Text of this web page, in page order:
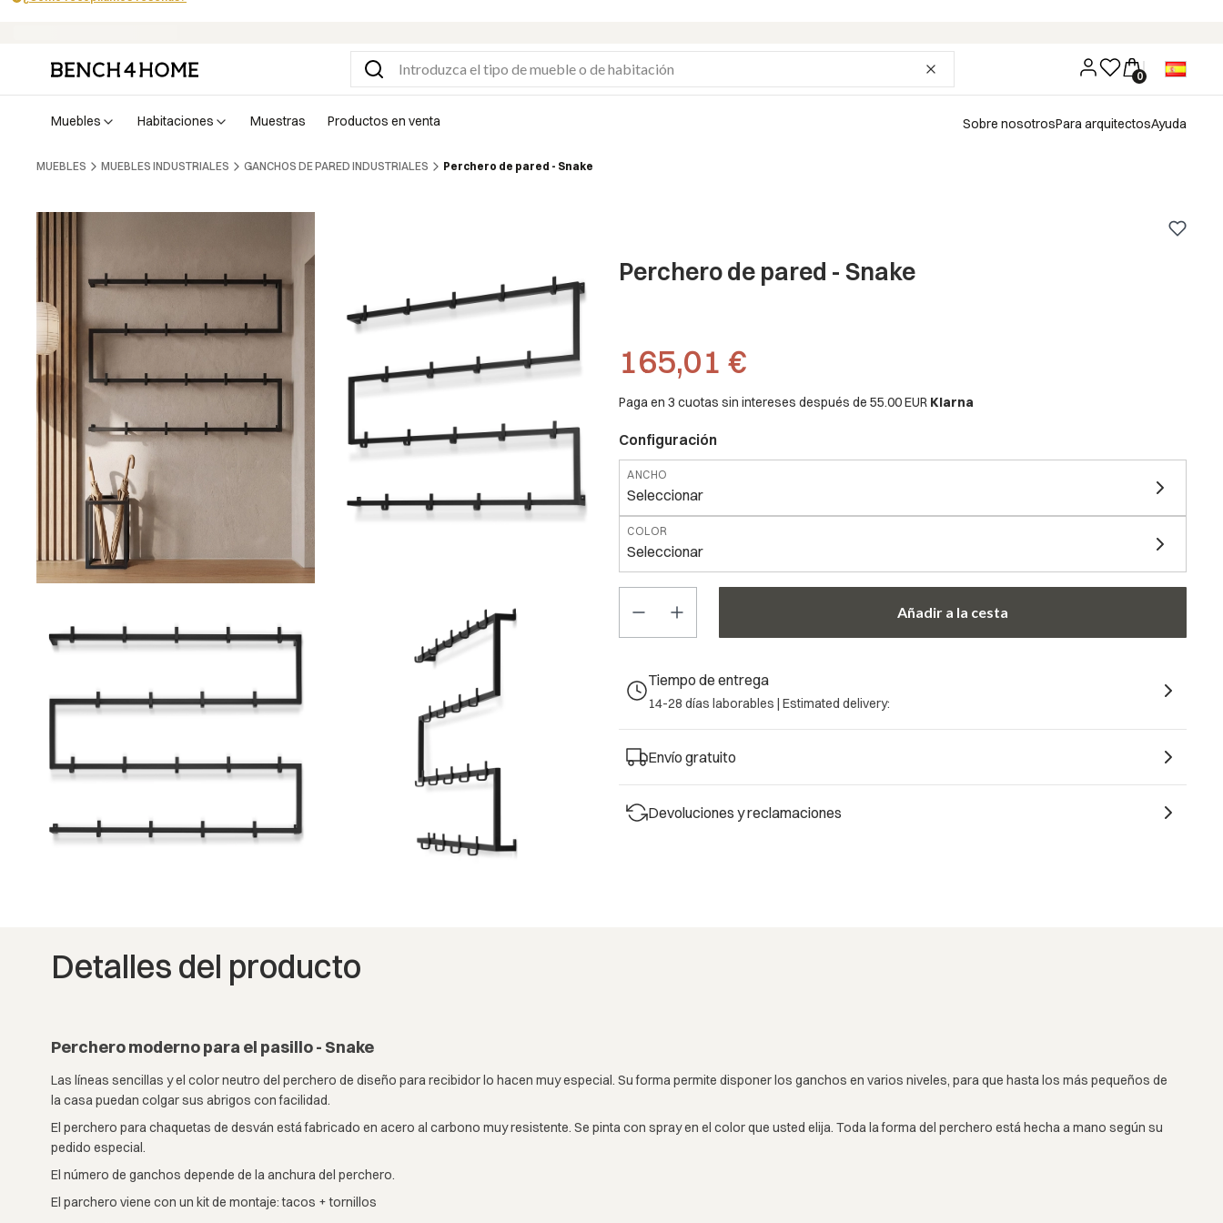
muebles habitaciones muestras productos en venta Sobre nosotrosPara arquitectosAyuda
MUEBLES MUEBLES INDUSTRIALES GANCHOS DE PARED INDUSTRIALES Perchero de pared - Snake
Perchero de pared - Snake
Precio
165,01 €
Paga en 3 cuotas sin intereses después de 55.00 EUR Klarna
Configuración
ANCHO
Seleccionar
COLOR
Seleccionar
COLOR
Seleccionar
Añadir a la cesta
Tiempo de entrega
14-28 días laborables | Estimated delivery:
Envío gratuito
Devoluciones y reclamaciones
Detalles del producto
Perchero moderno para el pasillo - Snake
Las líneas sencillas y el color neutro del perchero de diseño para recibidor lo hacen muy especial. Su forma permite disponer los ganchos en varios niveles, para que hasta los más pequeños de
la casa puedan colgar sus abrigos con facilidad.
El perchero para chaquetas de desván está fabricado en acero al carbono muy resistente. Se pinta con spray en el color que usted elija. Toda la forma del perchero está hecha a mano según su
pedido especial.
El número de ganchos depende de la anchura del perchero.
El parchero viene con un kit de montaje: tacos + tornillos